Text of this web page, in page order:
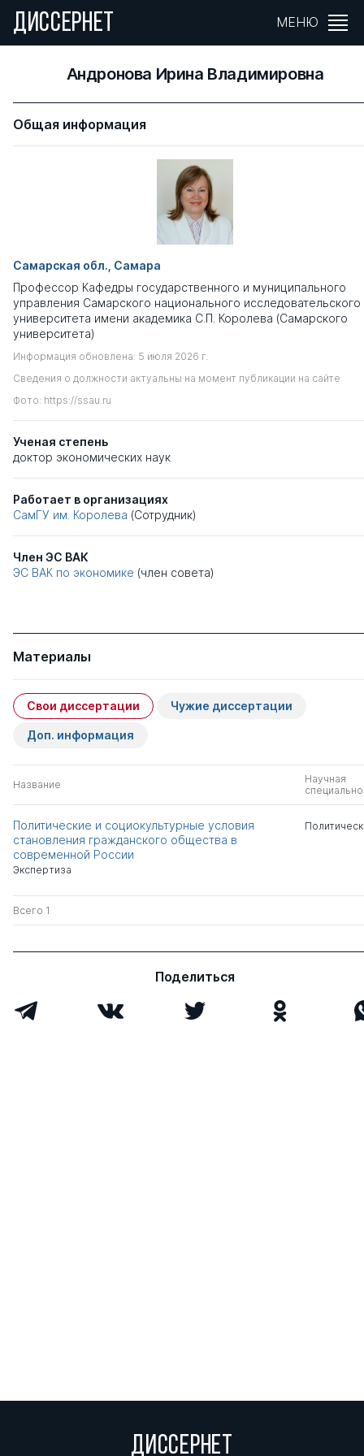
ДИССЕРНЕТ МЕНЮ
Андронова Ирина Владимировна
Общая информация
Самарская обл., Самара
Профессор Кафедры государственного и муниципального
управления Самарского национального исследовательского
университета имени академика С.П. Королева (Самарского
университета)
Информация обновлена: 5 июля 2026 г.
Сведения о должности актуальны на момент публикации на сайте
Фото: https://ssau.ru
Ученая степень
доктор экономических наук
Работает в организациях
СамГУ им. Королева (Сотрудник)
Член ЭС ВАК
ЭС ВАК по экономике (член совета)
Материалы
Свои диссертации Чужие диссертации
Доп. информация
Название
Научная
Политические и социокультурные условия
становления гражданского общества в
современной России
Экспертиза
Всего 1
Поделиться
ДИССЕРНЕТ